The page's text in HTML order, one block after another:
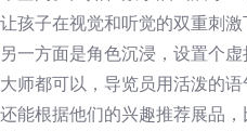
让孩子在视觉和听觉的双重刺激
另一方面是角色沉浸，设置个
大师都可以，导览员用活泼的
还能根据他们的兴趣推荐展品，